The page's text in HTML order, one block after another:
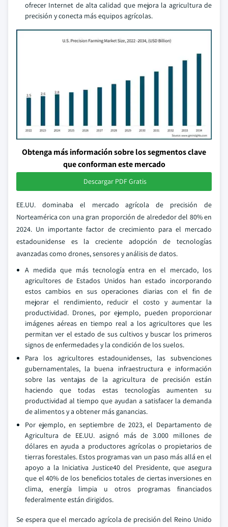
ofrecer Internet de alta calidad que mejora la agricultura de
precisión y conecta más equipos agrícolas.
Obtenga más información sobre los segmentos clave
que conforman este mercado
Descargar PDF Gratis
EE.UU. dominaba el mercado agrícola de precisión de
Norteamérica con una gran proporción de alrededor del 80% en
2024. Un importante factor de crecimiento para el mercado
estadounidense es la creciente adopción de tecnologías
avanzadas como drones, sensores y análisis de datos.
A medida que más tecnología entra en el mercado, los
agricultores de Estados Unidos han estado incorporando
estos cambios en sus operaciones diarias con el fin de
mejorar el rendimiento, reducir el costo y aumentar la
productividad. Drones, por ejemplo, pueden proporcionar
imágenes aéreas en tiempo real a los agricultores que les
permitan ver el estado de sus cultivos y buscar los primeros
signos de enfermedades y la condición de los suelos.
Para los agricultores estadounidenses, las subvenciones
gubernamentales, la buena infraestructura e información
sobre las ventajas de la agricultura de precisión están
haciendo que todas estas tecnologías aumenten su
productividad al tiempo que ayudan a satisfacer la demanda
de alimentos y a obtener más ganancias.
Por ejemplo, en septiembre de 2023, el Departamento de
Agricultura de EE.UU. asignó más de 3.000 millones de
dólares en ayuda a productores agrícolas o propietarios de
tierras forestales. Estos programas van un paso más allá en el
apoyo a la Iniciativa Justice40 del Presidente, que asegura
que el 40% de los beneficios totales de ciertas inversiones en
clima, energía limpia u otros programas financiados
federalmente están dirigidos.
Se espera que el mercado agrícola de precisión del Reino Unido